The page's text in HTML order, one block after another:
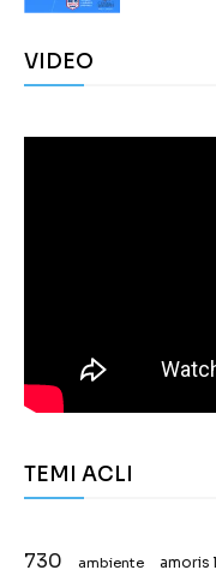
VIDEO
TEMI ACLI
730 ambiente amoris